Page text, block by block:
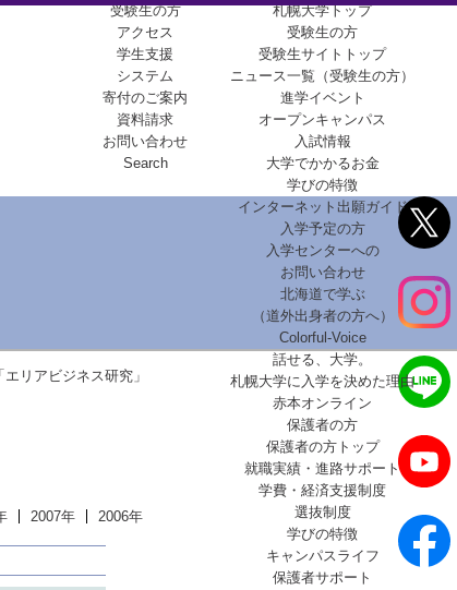
受験生の方
アクセス
学生支援
システム
寄付のご案内
資料請求
お問い合わせ
Search
札幌大学トップ
受験生の方
受験生サイトトップ
ニュース一覧（受験生の方）
進学イベント
オープンキャンパス
入試情報
大学でかかるお金
学びの特徴
インターネット出願ガイド
入学予定の方
入学センターへの
お問い合わせ
北海道で学ぶ
（道外出身者の方へ）
Colorful-Voice
話せる、大学。
札幌大学に入学を決めた理由
赤本オンライン
保護者の方
保護者の方トップ
就職実績・進路サポート
学費・経済支援制度
選抜制度
学びの特徴
キャンパスライフ
保護者サポート
リアビジネス研究」
2007年 2006年